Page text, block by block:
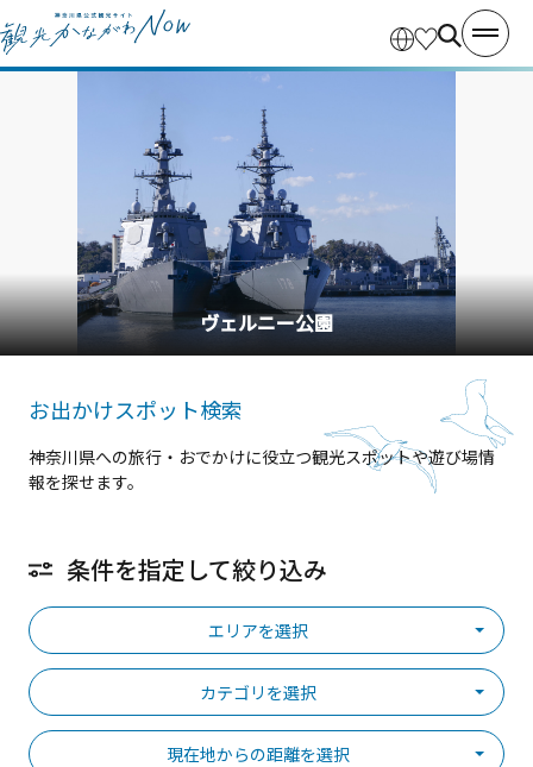
横浜中華街
お出かけスポット検索
神奈川県への旅行・おでかけに役立つ観光スポットや遊び場情
報を探せます。
条件を指定して絞り込み
エリアを選択
カテゴリを選択
現在地からの距離を選択